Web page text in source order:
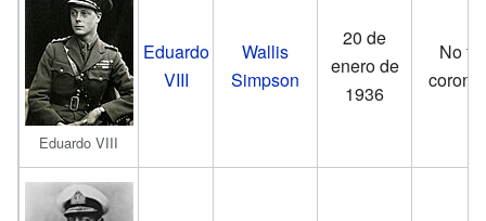
Eduardo VIII
Eduardo
VIII
Wallis
Simpson
20 de
enero de
1936
No